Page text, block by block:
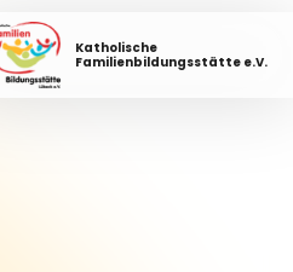
Katholische
Familienbildungsstätte e.V.